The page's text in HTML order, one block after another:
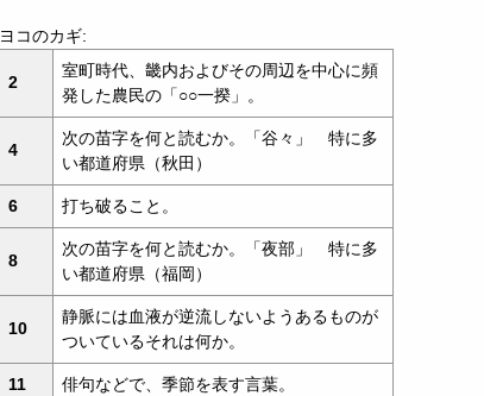
ヨコのカギ:
2
室町時代、畿内およびその周辺を中心に頻
発した農民の「○○一揆」。
4
次の苗字を何と読むか。「谷々」 特に多
い都道府県（秋田）
6 打ち破ること。
8
次の苗字を何と読むか。「夜部」 特に多
い都道府県（福岡）
10
静脈には血液が逆流しないようあるものが
ついているそれは何か。
11 俳句などで、季節を表す言葉。